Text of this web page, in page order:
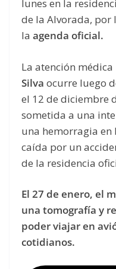
lunes en la
de la Alvorada, por
la agenda oficial.
La atención
Silva ocurre luego
el 12 de diciembre
sometida a una
una hemorragia en
caída por un
de la residencia
El 27 de enero, el
una tomografía y
poder viajar en
cotidianos.